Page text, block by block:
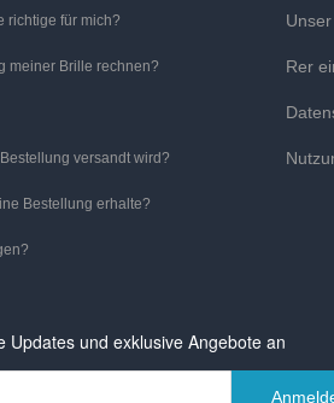
richtige für mich?
meiner Brille rechnen?
versandt wird?
Bestellung erhalte?
Rer
Updates und exklusive Angebote an